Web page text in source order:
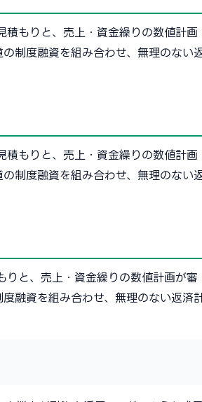
積もりと、売上・資金繰りの数値計画
制度融資を組み合わせ、無理のない
積もりと、売上・資金繰りの数値計画
制度融資を組み合わせ、無理のない
りと、売上・資金繰りの数値計画が審
融資を組み合わせ、無理のない返済